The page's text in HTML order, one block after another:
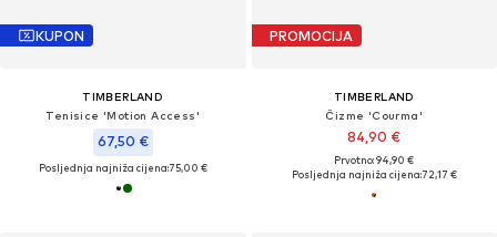
KUPON
TIMBERLAND
Tenisice 'Motion Access'
67,50 €
Posljednja najniža cijena:75,00 €
PROMOCIJA
TIMBERLAND
Čizme 'Courma'
84,90 €
Prvotno: 94,90 €
Posljednja najniža cijena:72,17 €